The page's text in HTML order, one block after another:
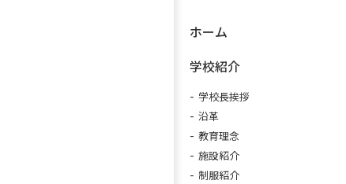
ホーム
学校紹介
学校長挨拶
沿革
教育理念
施設紹介
制服紹介